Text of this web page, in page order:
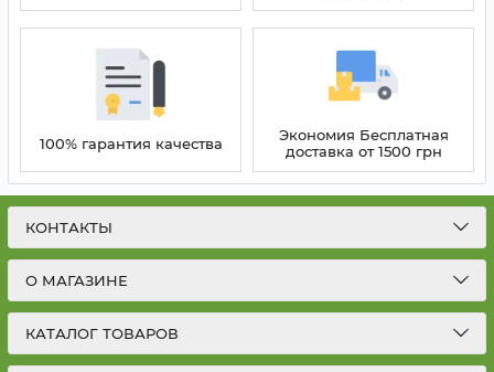
100% гарантия качества
Экономия Бесплатная
доставка от 1500 грн
КОНТАКТЫ
О МАГАЗИНЕ
КАТАЛОГ ТОВАРОВ